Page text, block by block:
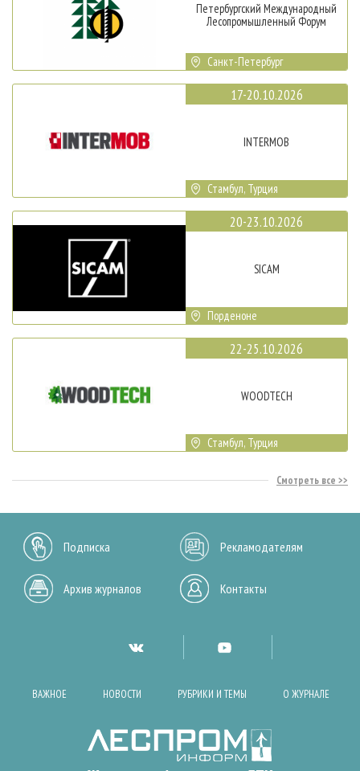
Петербургский Международный
Лесопромышленный Форум
Санкт-Петербург
17-20.10.2026
INTERMOB
Стамбул, Турция
20-23.10.2026
SICAM
Порденоне
22-25.10.2026
WOODTECH
Стамбул, Турция
Смотреть все
Подписка Рекламодателям
Архив журналов Контакты
ВАЖНОЕ НОВОСТИ РУБРИКИ И ТЕМЫ О ЖУРНАЛЕ